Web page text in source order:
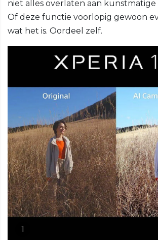
niet alles overlaten aan
Of deze functie voorlopig gewoon
wat het is. Oordeel zelf.
1